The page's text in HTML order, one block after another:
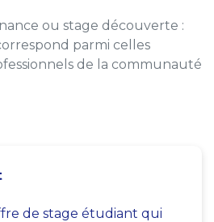
ou stage découverte :
parmi celles
de la communauté
de stage étudiant qui